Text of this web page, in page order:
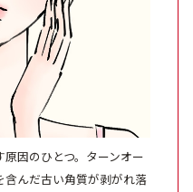
因のひとつ。ターンオー
含んだ古い角質が剥がれ落